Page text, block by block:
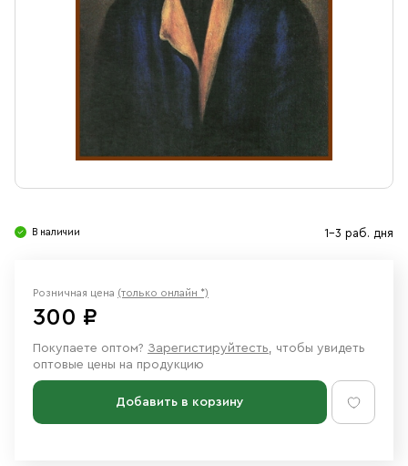
В наличии 1-3 раб. дня
Розничная цена (только онлайн *)
300 ₽
Покупаете оптом? Зарегистируйтесть, чтобы увидеть
оптовые цены на продукцию
Добавить в корзину